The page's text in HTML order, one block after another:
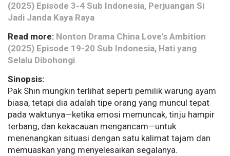
(2025) Episode 3-4 Sub Indonesia, Perjuangan Si
Jadi Janda Kaya Raya
Read more: Nonton Drama China Love's Ambition
(2025) Episode 19-20 Sub Indonesia, Hati yang
Selalu Dibohongi
Sinopsis:
Pak Shin mungkin terlihat seperti pemilik warung ayam
biasa, tetapi dia adalah tipe orang yang muncul tepat
pada waktunya—ketika emosi memuncak, tinju hampir
terbang, dan kekacauan mengancam—untuk
menenangkan situasi dengan satu kalimat tajam dan
memuaskan yang menyelesaikan segalanya.